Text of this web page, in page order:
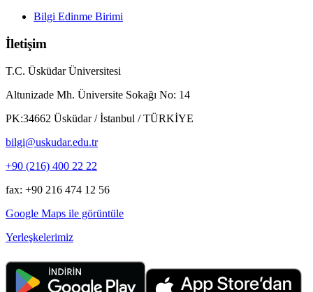
Bilgi Edinme Birimi
İletişim
T.C. Üsküdar Üniversitesi
Altunizade Mh. Üniversite Sokağı No: 14
PK:34662 Üsküdar / İstanbul / TÜRKİYE
bilgi@uskudar.edu.tr
+90 (216) 400 22 22
fax: +90 216 474 12 56
Google Maps ile görüntüle
Yerleşkelerimiz